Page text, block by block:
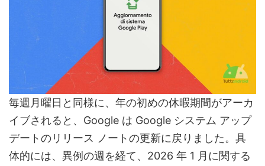
毎週月曜日と同様に、年の初めの休暇期間がアーカ
イブされると、Google は Google システム アップ
デートのリリース ノートの更新に戻りました。具
体的には、異例の週を経て、2026 年 1 月に関する